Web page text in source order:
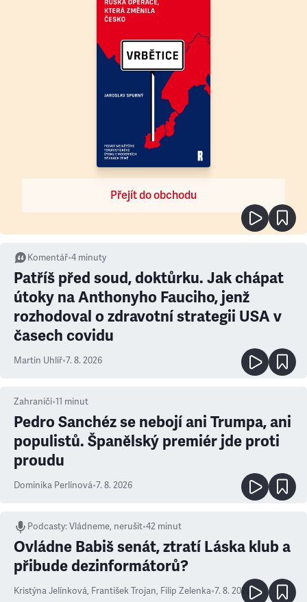
Přejít do obchodu
Komentář•4 minuty
Patříš před soud, doktůrku. Jak chápat
útoky na Anthonyho Fauciho, jenž
rozhodoval o zdravotní strategii USA v
časech covidu
Martin Uhlíř•7. 8. 2026
Zahraničí•11 minut
Pedro Sanchéz se nebojí ani Trumpa, ani
populistů. Španělský premiér jde proti
proudu
Dominika Perlínová•7. 8. 2026
Podcasty:Vládneme, nerušit•42 minut
Ovládne Babiš senát, ztratí Láska klub a
přibude dezinformátorů?
Kristýna Jelínková, František Trojan, Filip Zelenka•7. 8. 2026